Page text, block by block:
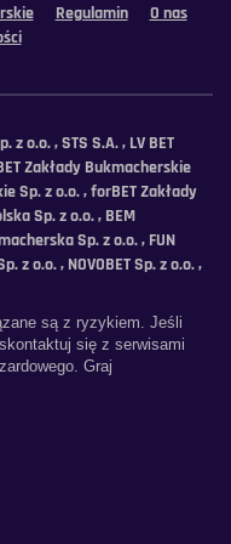
są z ryzykiem. Jeśli
się z serwisami
Graj
Regulamin
O nas
z o.o. , STS S.A. , LV BET
Zakłady Bukmacherskie
Sp. z o.o. , forBET Zakłady
Sp. z o.o. , BEM
Sp. z o.o. , FUN
z o.o. , NOVOBET Sp. z o.o. ,